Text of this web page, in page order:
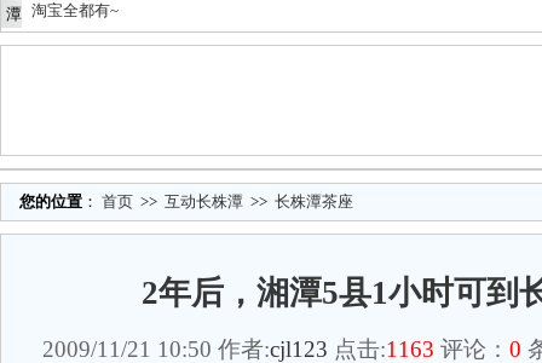
潭 淘宝全都有~
您的位置 ： 首页 >> 互动长株潭 >> 长株潭茶座
2年后，湘潭5县1小时可到
2009/11/21 10:50 作者:cjl123 点击:1163 评论： 0